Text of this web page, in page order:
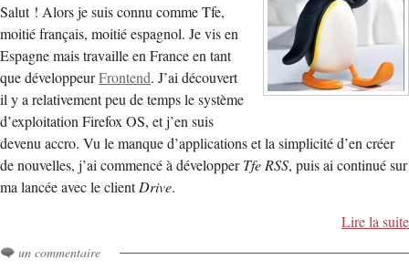
Salut ! Alors je suis connu comme Tfe,
moitié français, moitié espagnol. Je vis en
Espagne mais travaille en France en tant
que développeurFrontend. J’ai découvert
il y a relativement peu de temps le système
d’exploitation Firefox OS, et j’en suis
devenu accro. Vu le manque d’applications et la simplicité d’en créer
de nouvelles, j’ai commencé à développerTfe RSS, puis ai continué sur
ma lancée avec le clientDrive.
Lire la suite
un commentaire